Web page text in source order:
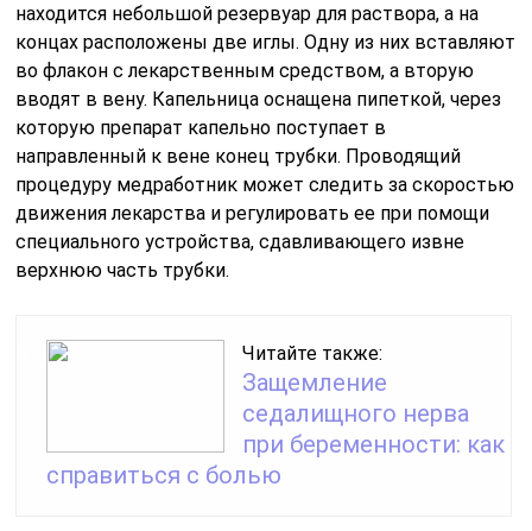
находится небольшой резервуар для раствора, а на
концах расположены две иглы. Одну из них вставляют
во флакон с лекарственным средством, а вторую
вводят в вену. Капельница оснащена пипеткой, через
которую препарат капельно поступает в
направленный к вене конец трубки. Проводящий
процедуру медработник может следить за скоростью
движения лекарства и регулировать ее при помощи
специального устройства, сдавливающего извне
верхнюю часть трубки.
Читайте также:
Защемление
седалищного нерва
при беременности: как
справиться с болью